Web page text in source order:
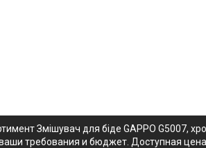
Змішувач для біде GAPPO
требования и бюджет. Доступная